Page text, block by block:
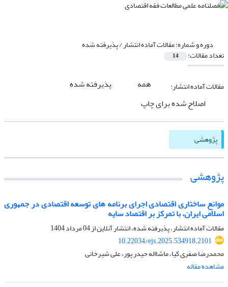
دوره و شماره:مقالات آماده انتشار / پذیرفته شده
تعداد مقالات: 14
مقالات آماده انتشار: همه
پذیرفته شده
اصلاح شده برای چاپ
پژوهشی
پژوهشی
موانع ساختاری اقتصادی اجرای برنامه های توسعه اقتصادی در جمهوری
اسلامی ایران، با تمرکز بر اقتصاد سایه
مقالات آماده انتشار، پذیرفته شده، انتشار آنلاین از04 مرداد 1404
10.22034/ejs.2025.534918.2101
محمدرضا صفری کیا، ماشااله حیدر پور، علی شیرخانی
مشاهده مقاله